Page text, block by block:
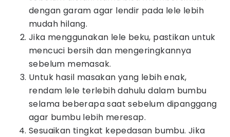
dengan garam agar lendir pada lele lebih
mudah hilang.
Jika menggunakan lele beku, pastikan untuk
mencuci bersih dan mengeringkannya
sebelum memasak.
Untuk hasil masakan yang lebih enak,
rendam lele terlebih dahulu dalam bumbu
selama beberapa saat sebelum dipanggang
agar bumbu lebih meresap.
Sesuaikan tingkat kepedasan bumbu. Jika